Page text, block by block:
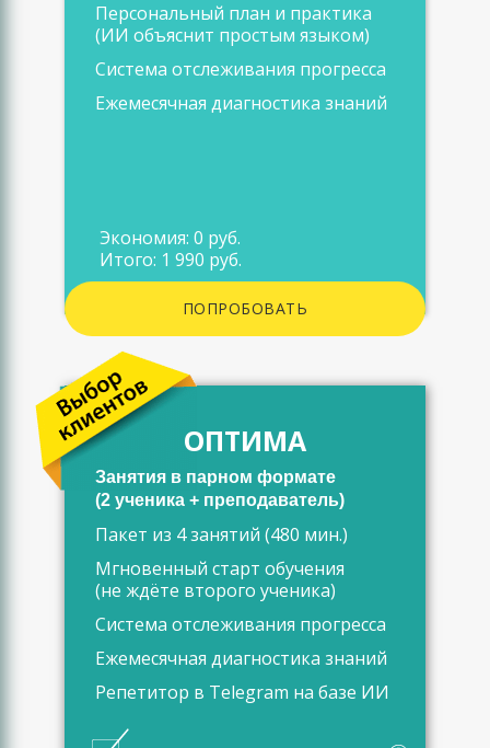
Персональный план и практика
(ИИ объяснит простым языком)
Система отслеживания прогресса
Ежемесячная диагностика знаний
Экономия: 0 руб.
Итого: 1 990 руб.
ПОПРОБОВАТЬ
ОПТИМА
Занятия в парном формате
(2 ученика + преподаватель)
Пакет из 4 занятий (480 мин.)
Мгновенный старт обучения
(не ждёте второго ученика)
Система отслеживания прогресса
Ежемесячная диагностика знаний
Репетитор в Telegram на базе ИИ